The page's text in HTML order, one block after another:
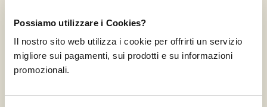
Possiamo utilizzare i Cookies?
Il nostro sito web utilizza i cookie per offrirti un servizio
migliore sui pagamenti, sui prodotti e su informazioni
promozionali.